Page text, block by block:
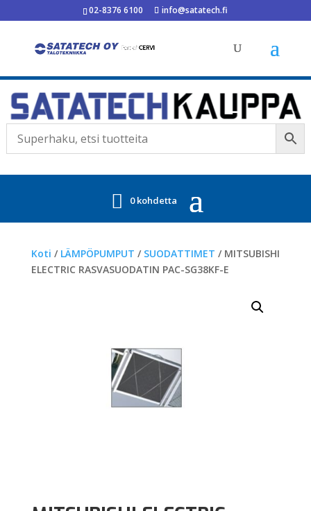
02-8376 6100 info@satatech.fi
0 kohdetta
Koti / LÄMPÖPUMPUT / SUODATTIMET / MITSUBISHI
ELECTRIC RASVASUODATIN PAC-SG38KF-E